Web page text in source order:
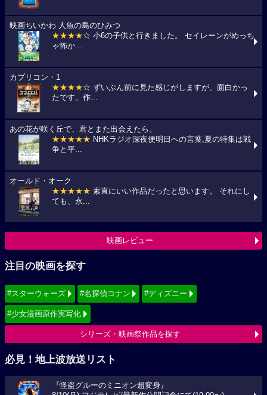
映画ちいかわ 人魚の島のひみつ
★★★★☆ 小6の子供と行きました。 セイレーンがめっち
ゃ怖か...
カプリコン・1
★★★★☆ ずいぶん前に見た感じがしますが、面白かっ
たです。作...
あの花が咲く丘で、君とまた出会えたら。
★★★★★ NHKラジオ深夜便明日への言葉,夏の特集は戦
争と平...
オールド・オーク
★★★★★ 素直にいい作品だったと思います。 それにし
ても、永...
映画レビュー
注目の映画を探す
#スターウォーズ #名探偵コナン #ディズニー
#少女漫画原作実写化
シリーズ・映画祭作品を探す
必見！地上波放送リスト
『怪盗グルーのミニオン超変身』